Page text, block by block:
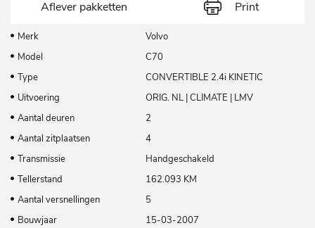
Aflever pakketten Print
Merk
Volvo
Model
C70
Type
CONVERTIBLE 2.4i KINETIC
Uitvoering
ORIG. NL | CLIMATE | LMV
Aantal deuren
2
Aantal zitplaatsen
4
Transmissie
Handgeschakeld
Tellerstand
162.093 KM
Aantal versnellingen
5
Bouwjaar
15-03-2007